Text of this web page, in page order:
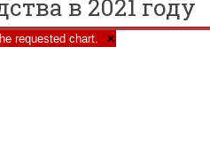
в 2021 году
requested chart. ×